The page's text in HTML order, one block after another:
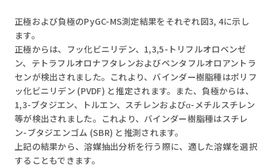
正極および負極のPyGC-MS測定結果をそれぞれ図3, 4に示し
ます。
正極からは、フッ化ビニリデン、1,3,5-トリフルオロベンゼ
ン、テトラフルオロナフタレンおよびペンタフルオロアントラ
センが検出されました。これより、バインダー樹脂種はポリフ
ッ化ビニリデン (PVDF) と推定されます。また、負極からは、
1,3-ブタジエン、トルエン、スチレンおよびα-メチルスチレン
等が検出されました。これより、バインダー樹脂種はスチレ
ン-ブタジエンゴム (SBR) と推測されます。
上記の結果から、溶媒抽出分析を行う際に、適した溶媒を選択
することもできます。